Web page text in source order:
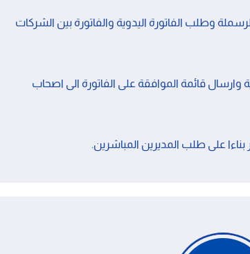
وطلب الفاتورة اليدوية والفاتورة بين الشركات
قائمة الموافقة على الفاتورة الى اصحاب
بناءا على طلب المديرين المباشرين.